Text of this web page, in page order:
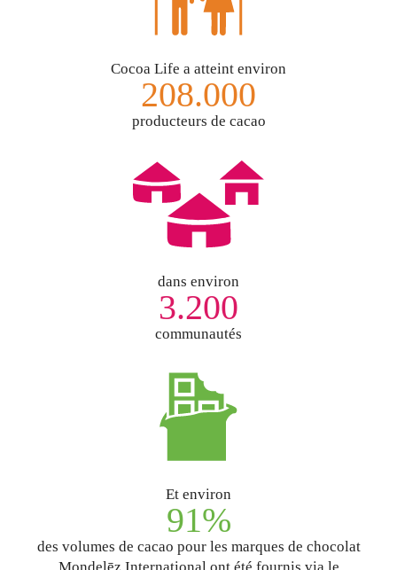
Cocoa Life a atteint environ
208.000
producteurs de cacao
dans environ
3.200
communautés
Et environ
91%
des volumes de cacao pour les marques de chocolat